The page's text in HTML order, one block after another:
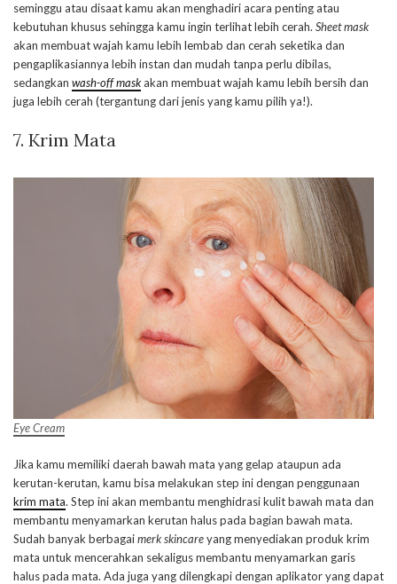
seminggu atau disaat kamu akan menghadiri acara penting atau
kebutuhan khusus sehingga kamu ingin terlihat lebih cerah. Sheet mask
akan membuat wajah kamu lebih lembab dan cerah seketika dan
pengaplikasiannya lebih instan dan mudah tanpa perlu dibilas,
sedangkan wash-off maskakan membuat wajah kamu lebih bersih dan
juga lebih cerah (tergantung dari jenis yang kamu pilih ya!).
7. Krim Mata
Eye Cream
Jika kamu memiliki daerah bawah mata yang gelap ataupun ada
kerutan-kerutan, kamu bisa melakukan step ini dengan penggunaan
krim mata. Step ini akan membantu menghidrasi kulit bawah mata dan
membantu menyamarkan kerutan halus pada bagian bawah mata.
Sudah banyak berbagaimerkskincareyang menyediakan produk krim
mata untuk mencerahkan sekaligus membantu menyamarkan garis
halus pada mata. Ada juga yang dilengkapi dengan aplikator yang dapat